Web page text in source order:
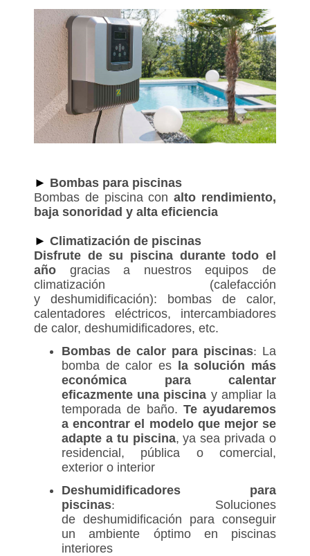
► Bombas para piscinas
Bombas de piscina conalto rendimiento,
baja sonoridad y alta eficiencia
►Climatización de piscinas
Disfrute de su piscina durante todo el
año gracias a nuestros equipos de
climatización (calefacción
y deshumidificación): bombas de calor,
calentadores eléctricos, intercambiadores
de calor, deshumidificadores, etc.
Bombas de calor para piscinas: La
bomba de calor es la solución más
económica para calentar
eficazmente una piscina y ampliar la
temporada de baño. Te ayudaremos
a encontrar el modelo que mejor se
adapte a tu piscina, ya sea privada o
residencial, pública o comercial,
exterior o interior
Deshumidificadores para
piscinas: Soluciones
de deshumidificación para conseguir
un ambiente óptimo en piscinas
interiores